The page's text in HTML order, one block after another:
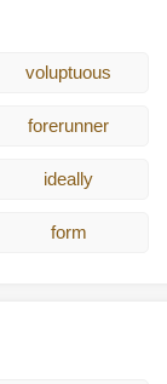
voluptuous
forerunner
ideally
form